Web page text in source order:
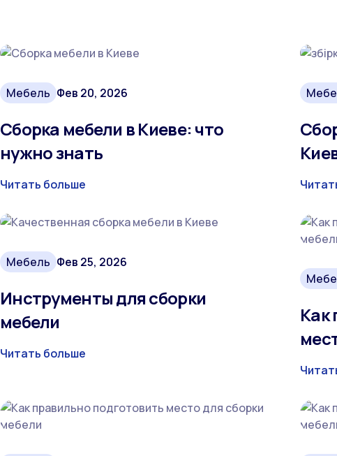
Мебель Фев 20, 2026
Сборка мебели в Киеве: что
нужно знать
Читать больше
Мебель Фев 25, 2026
Инструменты для сборки
мебели
Читать больше
Как